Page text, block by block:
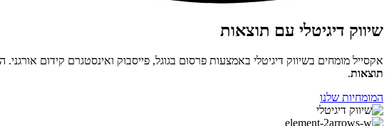
שיווק דיגיטלי עם תוצאות
אקסייל מומחים בשיווק דיגיטלי באמצעות פרסום בגוגל, פייסבוק ואינסטגרם קידום
תוצאות.
המומחיות שלנו